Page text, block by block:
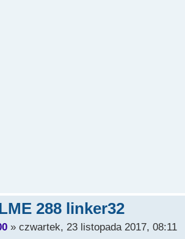
288 linker32
» czwartek, 23 listopada 2017, 08:11